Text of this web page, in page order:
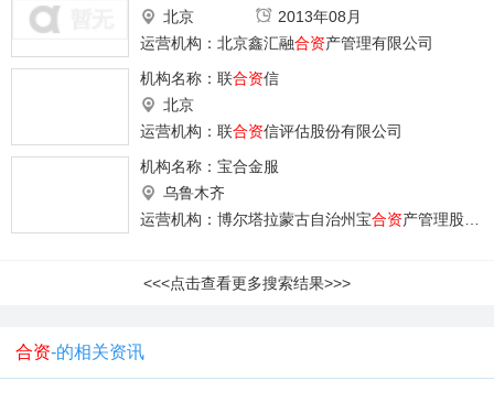
北京
2013年08月
运营机构：北京鑫汇融合资产管理有限公司
机构名称： 联合资信
北京
运营机构：联合资信评估股份有限公司
机构名称： 宝合金服
乌鲁木齐
运营机构：博尔塔拉蒙古自治州宝合资产管理股份有限公司
<<<点击查看更多搜索结果>>>
合资-的相关资讯